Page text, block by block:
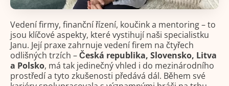
Vedení firmy, finanční řízení, koučink a mentoring – to
jsou klíčové aspekty, které vystihují naši specialistku
Janu. Její praxe zahrnuje vedení firem na čtyřech
odlišných trzích –Česká republika, Slovensko, Litva
a Polsko, má tak jedinečný vhled i do mezinárodního
prostředí a tyto zkušenosti předává dál. Během své